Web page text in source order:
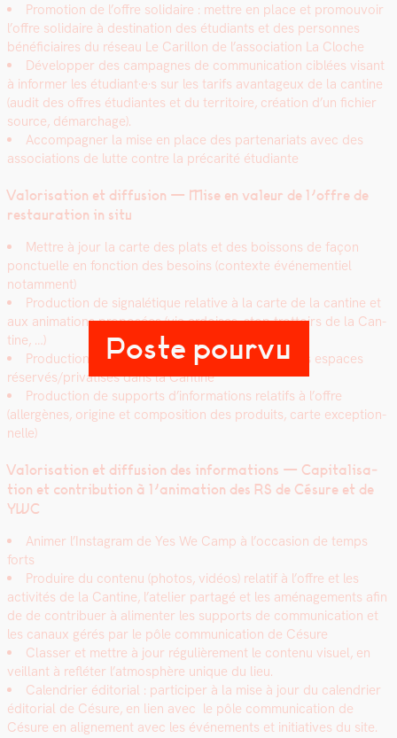
Poste pourvu
Pro­mo­tion de l’offre sol­idaire : met­tre en place et pro­mou­voir
l’offre sol­idaire à des­ti­na­tion des étu­di­ants et des per­son­nes
béné­fi­ci­aires du réseau Le Car­il­lon de l’association La Cloche
Dévelop­per des cam­pagnes de com­mu­ni­ca­tion ciblées visant
à informer les étudiant·e·s sur les tar­ifs avan­tageux de la can­tine
(audit des offres étu­di­antes et du ter­ri­toire, créa­tion d’un fichi­er
source, démar­chage).
Accom­pa­g­n­er la mise en place des parte­nar­i­ats avec des
asso­ci­a­tions de lutte con­tre la pré­car­ité étu­di­ante
Val­ori­sa­tion et dif­fu­sion — Mise en valeur de l’offre de
restau­ra­tion in situ
Met­tre à jour la carte des plats et des bois­sons de façon
ponctuelle en fonc­tion des besoins (con­texte événe­men­tiel
notam­ment)
Pro­duc­tion de sig­nalé­tique rel­a­tive à la carte de la can­tine et
aux ani­ma­tions pro­posées (via ardois­es, stop trot­toirs de la Can­
tine, …)
Pro­duc­tion de sup­ports visuels pour indi­quer les espaces
réservés/privatisés dans la Can­tine
Pro­duc­tion de sup­ports d’informations relat­ifs à l’offre
(allergènes, orig­ine et com­po­si­tion des pro­duits, carte excep­tion­
nelle)
Val­ori­sa­tion et dif­fu­sion des infor­ma­tions — Cap­i­tal­i­sa­
tion et con­tri­bu­tion à l’animation des RS de Césure et de
YWC
Ani­mer l’Instagram de Yes We Camp à l’occasion de temps
forts
Pro­duire du con­tenu (pho­tos, vidéos) relatif à l’offre et les
activ­ités de la Can­tine, l’atelier partagé et les amé­nage­ments afin
de de con­tribuer à ali­menter les sup­ports de com­mu­ni­ca­tion et
les canaux gérés par le pôle com­mu­ni­ca­tion de Césure
Class­er et met­tre à jour régulière­ment le con­tenu visuel, en
veil­lant à refléter l’at­mo­sphère unique du lieu.
Cal­en­dri­er édi­to­r­i­al : par­ticiper à la mise à jour du cal­en­dri­er
édi­to­r­i­al de Césure, en lien avec le pôle com­mu­ni­ca­tion de
Césure en aligne­ment avec les événe­ments et ini­tia­tives du site.